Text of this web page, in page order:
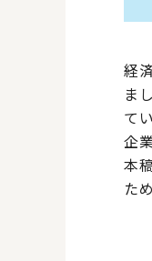
経
ま
て
企
本
た